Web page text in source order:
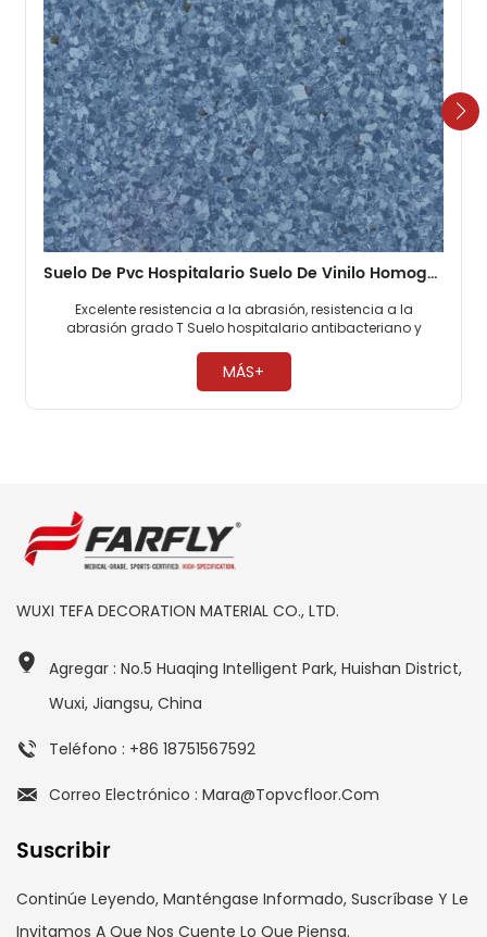
Suelo De Pvc Hospitalario Suelo De Vinilo Homogéneo De 2 Mm
Excelente resistencia a la abrasión, resistencia a la
abrasión grado T Suelo hospitalario antibacteriano y
necesario encerar ​
MÁS+
WUXI TEFA DECORATION MATERIAL CO., LTD.
Agregar : No.5 Huaqing Intelligent Park, Huishan District,
Wuxi, Jiangsu, China
Teléfono : +86 18751567592
Correo Electrónico : Mara@topvcfloor.com
Suscribir
Continúe Leyendo, Manténgase Informado, Suscríbase Y Le
Invitamos A Que Nos Cuente Lo Que Piensa.